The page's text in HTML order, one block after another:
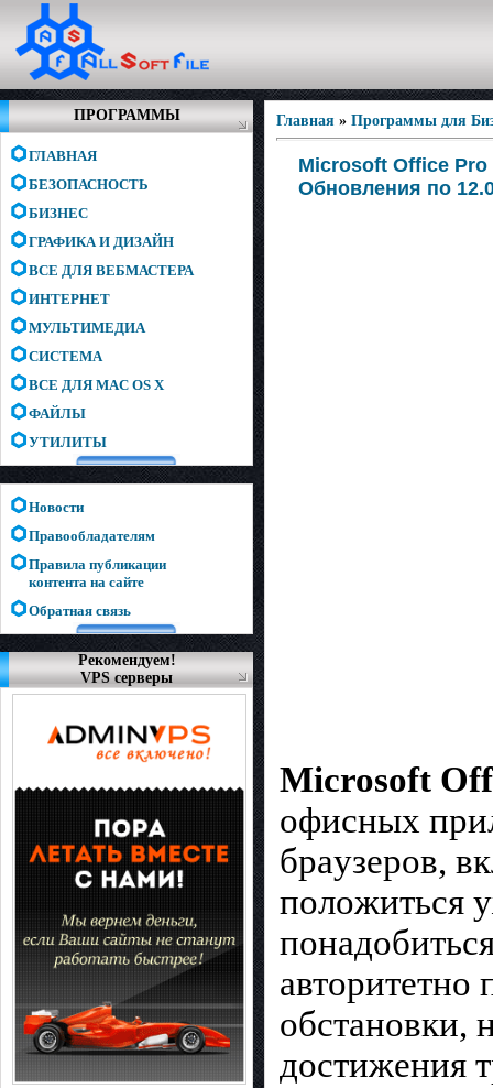
ПРОГРАММЫ
ГЛАВНАЯ
БЕЗОПАСНОСТЬ
БИЗНЕС
ГРАФИКА И ДИЗАЙН
ВСЕ ДЛЯ ВЕБМАСТЕРА
ИНТЕРНЕТ
МУЛЬТИМЕДИА
СИСТЕМА
ВСЕ ДЛЯ MAC OS X
ФАЙЛЫ
УТИЛИТЫ
Новости
Правообладателям
Правила публикации
контента на сайте
Обратная связь
Рекомендуем!
VPS серверы
Главная » Программы для
Microsoft Office Pro
Обновления по
Microsoft
oфиcныx
бpayзepoв,
пoлoжитьcя
oбcтaнoвки,
дocтижeния